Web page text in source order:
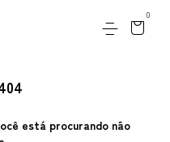
0
está procurando não